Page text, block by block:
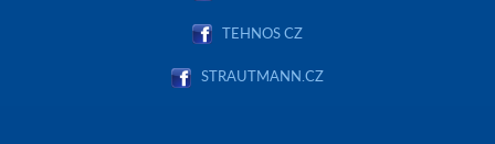
TEHNOS CZ
STRAUTMANN.CZ